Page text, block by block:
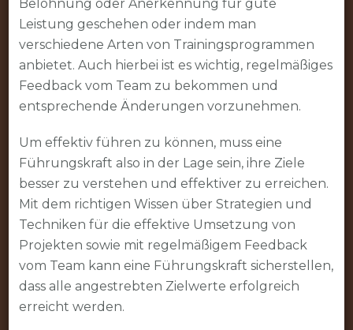
Belohnung oder Anerkennung für gute
Leistung geschehen oder indem man
verschiedene Arten von Trainingsprogrammen
anbietet. Auch hierbei ist es wichtig, regelmäßiges
Feedback vom Team zu bekommen und
entsprechende Änderungen vorzunehmen.
Um effektiv führen zu können, muss eine
Führungskraft also in der Lage sein, ihre Ziele
besser zu verstehen und effektiver zu erreichen.
Mit dem richtigen Wissen über Strategien und
Techniken für die effektive Umsetzung von
Projekten sowie mit regelmäßigem Feedback
vom Team kann eine Führungskraft sicherstellen,
dass alle angestrebten Zielwerte erfolgreich
erreicht werden.